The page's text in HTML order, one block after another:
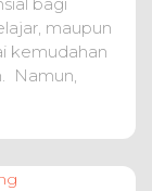
maupun
kemudahan
Namun,